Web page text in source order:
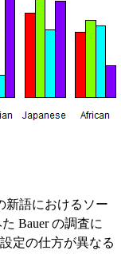
新語におけるソー
Bauer の調査に
定の仕方が異なる